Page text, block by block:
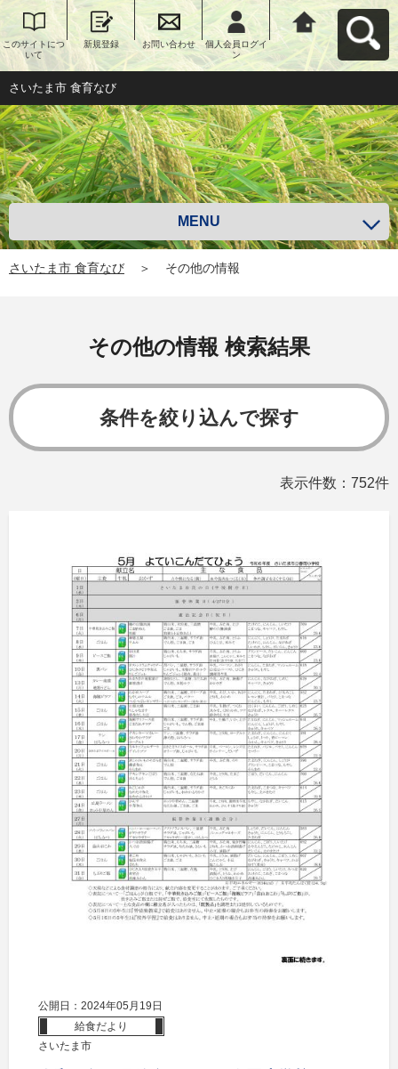
このサイトにつ
いて
新規登録 お問い合わせ
個人会員ログイ
ン
さいたま市 食育
なびへ戻る
さいたま市 食育なび
MENU
さいたま市 食育なび ＞ その他の情報
その他の情報 検索結果
条件を絞り込んで探す
表示件数：752件
公開日：2024年05月19日
給食だより
さいたま市